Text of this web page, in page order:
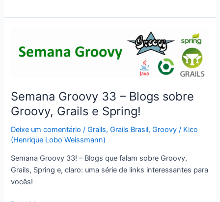
34
do
Semana Groovy 33 – Blogs sobre
Groovy, Grails e Spring!
Deixe um comentário /Grails,Grails Brasil,Groovy / Kico
(Henrique Lobo Weissmann)
Semana Groovy 33! – Blogs que falam sobre Groovy,
Grails, Spring e, claro: uma série de links interessantes para
vocês!